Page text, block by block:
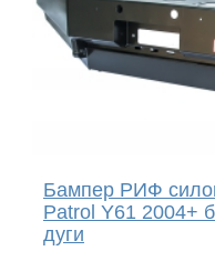
Бампер РИФ
Patrol Y61 2004+
дуги